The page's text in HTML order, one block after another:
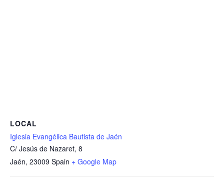
LOCAL
Iglesia Evangélica Bautista de Jaén
C/ Jesús de Nazaret, 8
Jaén, 23009 Spain + Google Map